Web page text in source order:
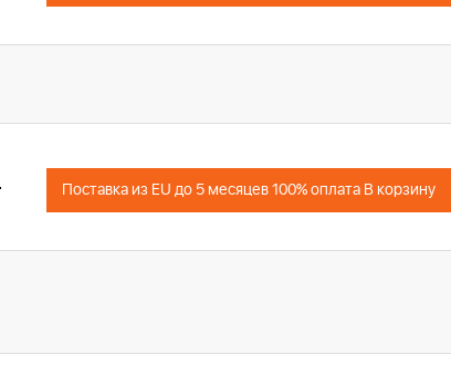
Поставка из EU до 5 месяцев 100% оплата В корзину